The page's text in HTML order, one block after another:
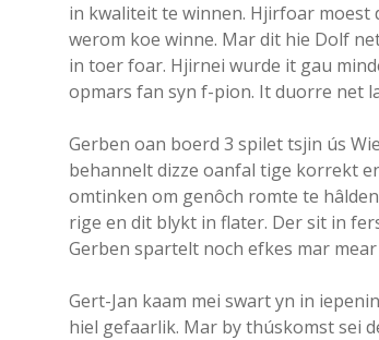
in kwaliteit te winnen. Hjirfoar
werom koe winne. Mar dit hie Dolf
in toer foar. Hjirnei wurde it gau
opmars fan syn f-pion. It duorre net
Gerben oan boerd 3 spilet tsjin ús
behannelt dizze oanfal tige korrekt
omtinken om genôch romte te
rige en dit blykt in flater. Der sit in
Gerben spartelt noch efkes mar
Gert-Jan kaam mei swart yn in
hiel gefaarlik. Mar by thúskomst sei